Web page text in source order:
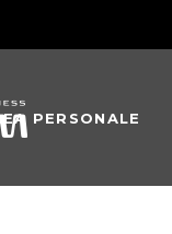
PERSONALE